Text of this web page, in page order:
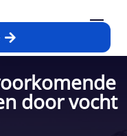
door vocht